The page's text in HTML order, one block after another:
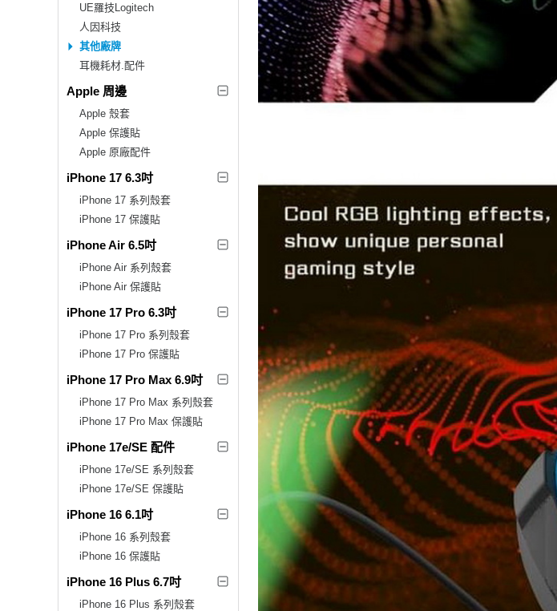
UE羅技Logitech
人因科技
其他廠牌
耳機耗材.配件
Apple 周邊
Apple 殼套
Apple 保護貼
Apple 原廠配件
iPhone 17 6.3吋
iPhone 17 系列殼套
iPhone 17 保護貼
iPhone Air 6.5吋
iPhone Air 系列殼套
iPhone Air 保護貼
iPhone 17 Pro 6.3吋
iPhone 17 Pro 系列殼套
iPhone 17 Pro 保護貼
iPhone 17 Pro Max 6.9吋
iPhone 17 Pro Max 系列殼套
iPhone 17 Pro Max 保護貼
iPhone 17e/SE 配件
iPhone 17e/SE 系列殼套
iPhone 17e/SE 保護貼
iPhone 16 6.1吋
iPhone 16 系列殼套
iPhone 16 保護貼
iPhone 16 Plus 6.7吋
iPhone 16 Plus 系列殼套